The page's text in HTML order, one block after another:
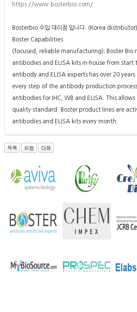
https://www.bosterbio.com/
Bosterbio 수입 대리점 입니다. (Korea distributor)
Boster Capabilities
(focused, reliable manufacturing): Boster Bio
antibodies and ELISA kits in-house from
antibody and ELISA experts has over 20
every step of the antibody production
antibodies for IHC, WB and ELISA. This
quality standard. Boster product lines are
antibodies and ELISA kits every month.